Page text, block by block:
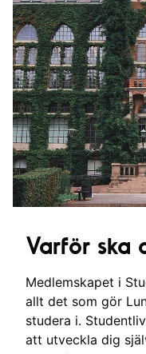
Varför ska
Medlemskapet i
allt det som gör
studera i.
att utveckla dig